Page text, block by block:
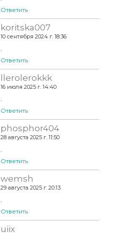
Ответить
koritska007
10 сентября 2024 г. 18:36
Ответить
llerolerokkk
16 июля 2025 г. 14:40
Ответить
phosphor404
28 августа 2025 г. 11:50
Ответить
wemsh
29 августа 2025 г. 20:13
Ответить
uiix